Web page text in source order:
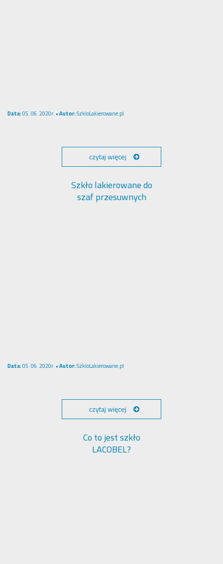
Data:05. 06. 2020r. •Autor:SzkloLakierowane.pl
czytaj więcej
Szkło lakierowane do
szaf przesuwnych
Data:05. 06. 2020r. •Autor:SzkloLakierowane.pl
czytaj więcej
Co to jest szkło
LACOBEL?